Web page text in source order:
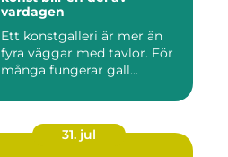
vardagen
Ett konstgalleri är mer än
fyra väggar med tavlor. För
många fungerar gall...
31. jul